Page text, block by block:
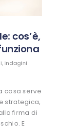
cos’è,
, indagini
cosa serve
strategica,
firma di
E